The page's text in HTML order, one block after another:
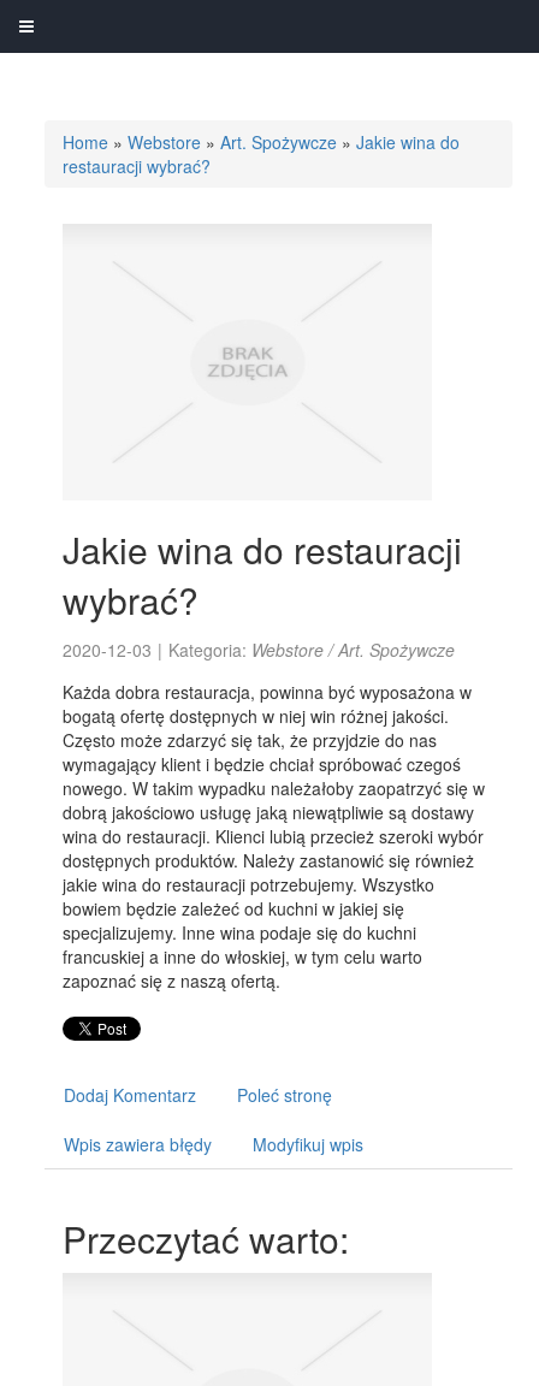
Home »Webstore »Art. Spożywcze »Jakie wina do
restauracji wybrać?
Jakie wina do restauracji
wybrać?
2020-12-03 | Kategoria: Webstore / Art. Spożywcze
Każda dobra restauracja, powinna być wyposażona w
bogatą ofertę dostępnych w niej win różnej jakości.
Często może zdarzyć się tak, że przyjdzie do nas
wymagający klient i będzie chciał spróbować czegoś
nowego. W takim wypadku należałoby zaopatrzyć się w
dobrą jakościowo usługę jaką niewątpliwie są dostawy
wina do restauracji. Klienci lubią przecież szeroki wybór
dostępnych produktów. Należy zastanowić się również
jakie wina do restauracji potrzebujemy. Wszystko
bowiem będzie zależeć od kuchni w jakiej się
specjalizujemy. Inne wina podaje się do kuchni
francuskiej a inne do włoskiej, w tym celu warto
zapoznać się z naszą ofertą.
Dodaj Komentarz Poleć stronę
Wpis zawiera błędy Modyfikuj wpis
Przeczytać warto: